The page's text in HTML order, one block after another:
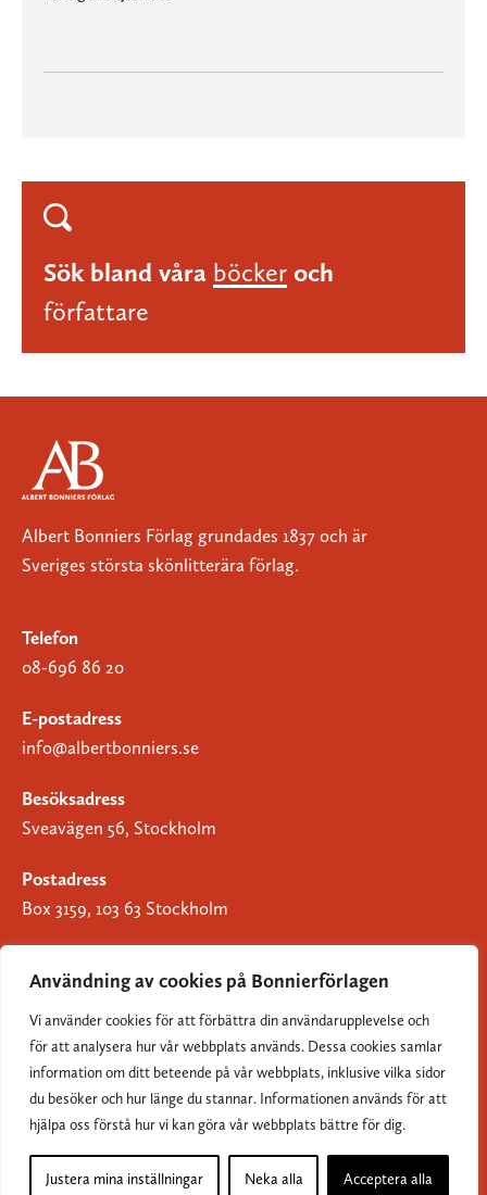
Användning av cookies på Bonnierförlagen
Vi använder cookies för att förbättra din användarupplevelse och
för att analysera hur vår webbplats används. Dessa cookies samlar
information om ditt beteende på vår webbplats, inklusive vilka sidor
du besöker och hur länge du stannar. Informationen används för att
hjälpa oss förstå hur vi kan göra vår webbplats bättre för dig.
Justera mina inställningar Neka alla Acceptera alla
Sök bland våra böcker och
författare
Albert Bonniers Förlag grundades 1837 och är
Sveriges största skönlitterära förlag.
Telefon
08-696 86 20
E-postadress
info@albertbonniers.se
Besöksadress
Sveavägen 56, Stockholm
Postadress
Box 3159, 103 63 Stockholm
Om Bonnierförlagen
Cookies
Integritetspolicy